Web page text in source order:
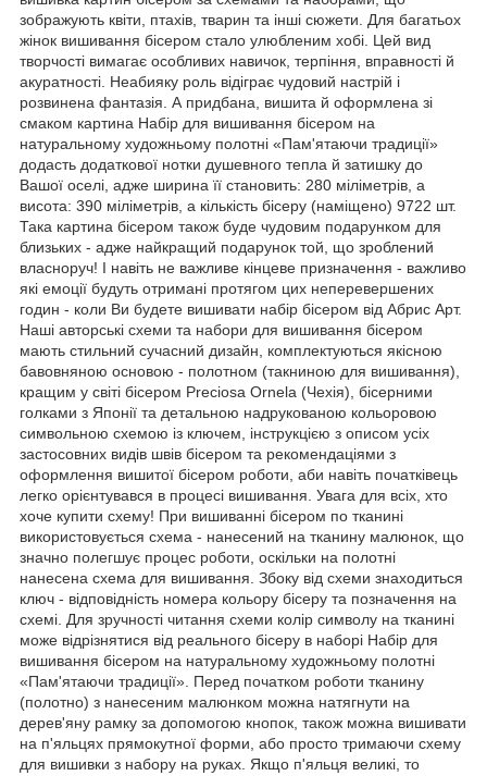
зображують квіти, птахів, тварин та інші сюжети. Для багатьох
жінок вишивання бісером стало улюбленим хобі. Цей вид
творчості вимагає особливих навичок, терпіння, вправності й
акуратності. Неабияку роль відіграє чудовий настрій і
розвинена фантазія. А придбана, вишита й оформлена зі
смаком картина Набір для вишивання бісером на
натуральному художньому полотні «Пам'ятаючи традиції»
додасть додаткової нотки душевного тепла й затишку до
Вашої оселі, адже ширина її становить: 280 міліметрів, а
висота: 390 міліметрів, а кількість бісеру (наміщено) 9722 шт.
Така картина бісером також буде чудовим подарунком для
близьких - адже найкращий подарунок той, що зроблений
власноруч! І навіть не важливе кінцеве призначення - важливо
які емоції будуть отримані протягом цих неперевершених
годин - коли Ви будете вишивати набір бісером від Абрис Арт.
Наші авторські схеми та набори для вишивання бісером
мають стильний сучасний дизайн, комплектуються якісною
бавовняною основою - полотном (такниною для вишивання),
кращим у світі бісером Preciosa Ornela (Чехія), бісерними
голками з Японії та детальною надрукованою кольоровою
символьною схемою із ключем, інструкцією з описом усіх
застосовних видів швів бісером та рекомендаціями з
оформлення вишитої бісером роботи, аби навіть початківець
легко орієнтувався в процесі вишивання. Увага для всіх, хто
хоче купити схему! При вишиванні бісером по тканині
використовується схема - нанесений на тканину малюнок, що
значно полегшує процес роботи, оскільки на полотні
нанесена схема для вишивання. Збоку від схеми знаходиться
ключ - відповідність номера кольору бісеру та позначення на
схемі. Для зручності читання схеми колір символу на тканині
може відрізнятися від реального бісеру в наборі Набір для
вишивання бісером на натуральному художньому полотні
«Пам'ятаючи традиції». Перед початком роботи тканину
(полотно) з нанесеним малюнком можна натягнути на
дерев'яну рамку за допомогою кнопок, також можна вишивати
на п'яльцях прямокутної форми, або просто тримаючи схему
для вишивки з набору на руках. Якщо п'яльця великі, то